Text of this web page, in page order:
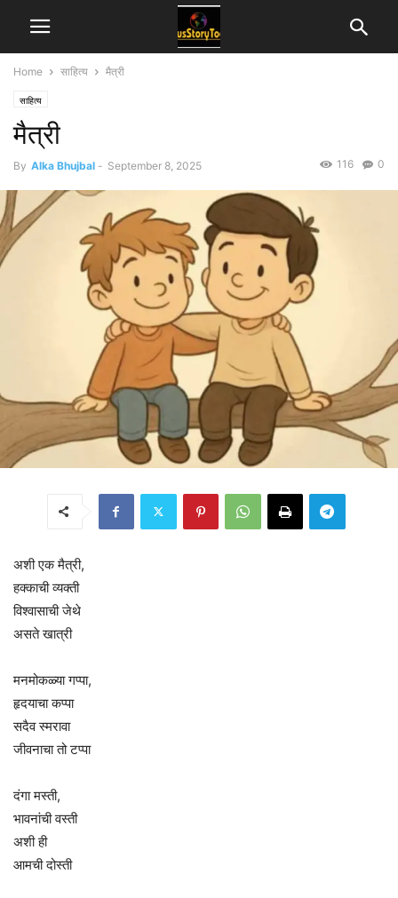
Home साहित्य मैत्री
साहित्य
मैत्री
By Alka Bhujbal - September 8, 2025 0
116
अशी एक मैत्री,
हक्काची व्यक्ती
विश्वासाची जेथे
असते खात्री
मनमोकळ्या गप्पा,
हृदयाचा कप्पा
सदैव स्मरावा
जीवनाचा तो टप्पा
दंगा मस्ती,
भावनांची वस्ती
अशी ही
आमची दोस्ती